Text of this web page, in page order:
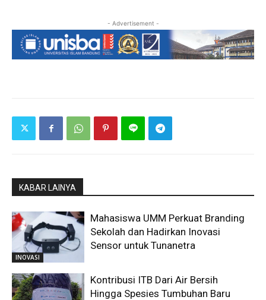
- Advertisement -
KABAR LAINYA
INOVASI
Mahasiswa UMM Perkuat Branding
Sekolah dan Hadirkan Inovasi
Sensor untuk Tunanetra
Kontribusi ITB Dari Air Bersih
Hingga Spesies Tumbuhan Baru